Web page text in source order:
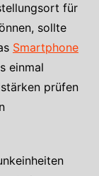
für
sollte
Smartphone
einmal
prüfen